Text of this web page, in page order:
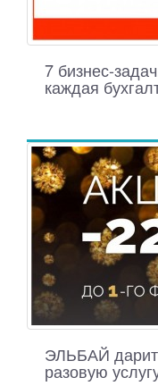
7 бизнес-
каждая
ЭЛЬБАЙ
разовую